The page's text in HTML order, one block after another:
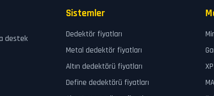
destek
Sistemler
Dedektör fiyatları
Metal dedektör fiyatları
Altın dedektörü fiyatları
Define dedektörü fiyatları